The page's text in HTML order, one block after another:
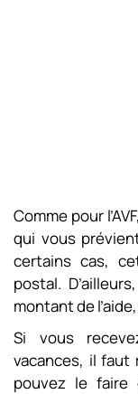
Comme pour
qui vous
certains cas,
postal.
montant de
Si vous
vacances, il faut
pouvez le faire